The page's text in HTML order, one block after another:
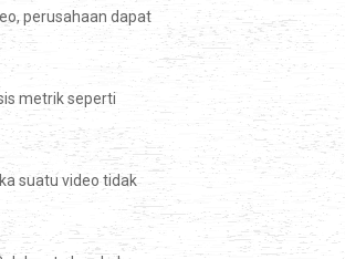
perusahaan dapat
metrik seperti
suatu video tidak